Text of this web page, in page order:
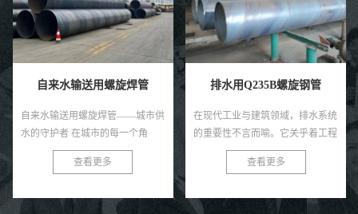
自来水输送用螺旋焊管
自来水输送用螺旋焊管——城市供
水的守护者 在城市的每一个角
落，清澈的自来水源源不断地流向
千家万户，这背后离不开一个默默
旋焊...
查看更多
排水用Q235B螺旋钢管
在现代工业与建筑领域，排水系统
的重要性不言而喻。它关乎着工程
的顺畅运行，也直接影响着环境的
质量与安全。在众多排水管材中，
势，...
查看更多